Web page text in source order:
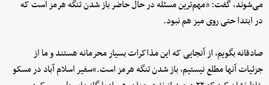
می‌شوند، گفت: «مهم‌ترین مسئله در حال حاضر باز شدن تنگه هرمز است که
در ابتدا حتی روی میز هم نبود.
صادقانه بگویم، از آنجایی که این مذاکرات بسیار محرمانه هستند و ما از
جزئیات آنها مطلع نیستیم، باز شدن تنگه هرمز است.»سفیر اسلام آباد در مسکو